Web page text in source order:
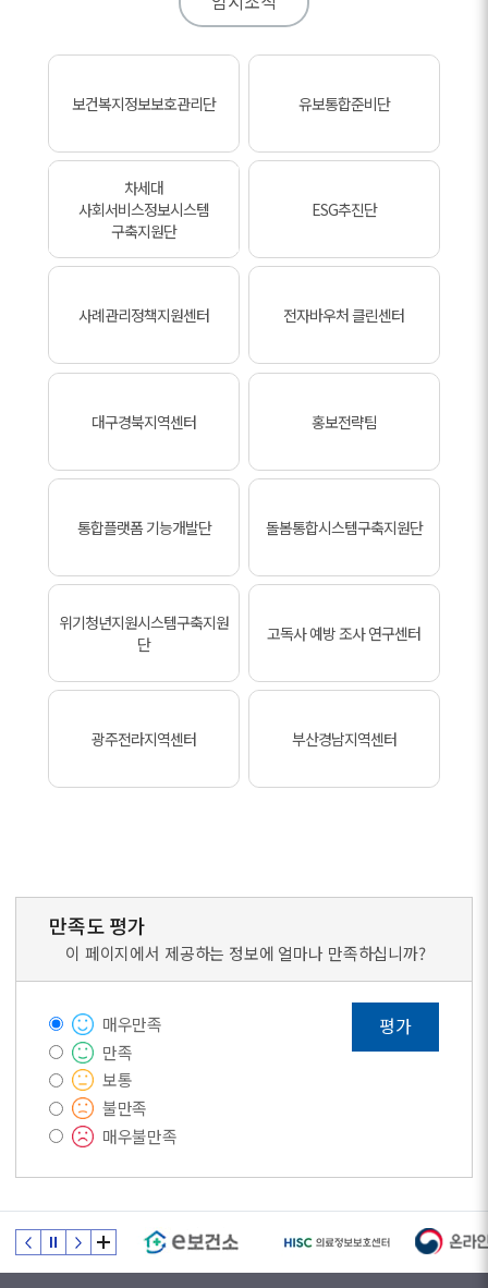
보건복지정보보호관리단 유보통합준비단
차세대
사회서비스정보시스템
구축지원단
ESG추진단
사례관리정책지원센터 전자바우처 클린센터
대구경북지역센터 홍보전략팀
통합플랫폼 기능개발단 돌봄통합시스템구축지원단
위기청년지원시스템구축지원
단
고독사 예방 조사 연구센터
광주전라지역센터 부산경남지역센터
만족도 평가
이 페이지에서 제공하는 정보에 얼마나 만족하십니까?
매우만족
만족
보통
불만족
매우불만족
평가